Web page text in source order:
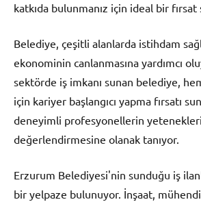
katkıda bulunmanız için ideal bir fırsat
Belediye, çeşitli alanlarda istihdam
ekonominin canlanmasına yardımcı
sektörde iş imkanı sunan belediye,
için kariyer başlangıcı yapma fırsatı
deneyimli profesyonellerin
değerlendirmesine olanak tanıyor.
Erzurum Belediyesi'nin sunduğu iş
bir yelpaze bulunuyor. İnşaat,